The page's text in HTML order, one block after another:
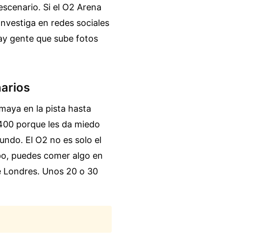
Si el O2 Arena
en redes sociales
gente que sube fotos
en la pista hasta
porque les da miedo
El O2 no es solo el
puedes comer algo en
Unos 20 o 30